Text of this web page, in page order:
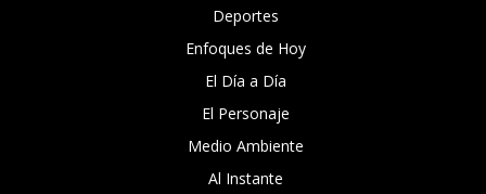
Deportes
Enfoques de Hoy
El Día a Día
El Personaje
Medio Ambiente
Al Instante